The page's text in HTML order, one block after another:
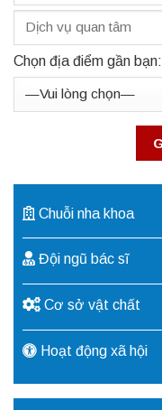
Chọn địa điểm gần bạn:
Chuỗi nha khoa
Đội ngũ bác sĩ
Cơ sở vật chất
Hoạt động xã hội